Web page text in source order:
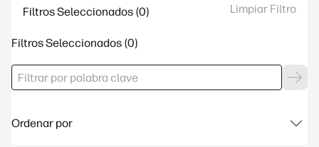
Filtros Seleccionados Limpiar Filtro
Filtros Seleccionados
Ordenar por